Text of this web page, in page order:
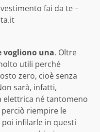
fai da te –
vogliono una. Oltre
utili perché
zero, cioè senza
sarà, infatti,
elettrica né tantomeno
perciò riempire le
poi infilarle in questi